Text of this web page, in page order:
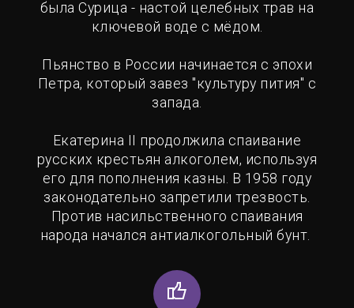
была Сурица - настой целебных трав на
ключевой воде с мёдом.
Пьянство в России начинается с эпохи
Петра, который завез "культуру пития" с
запада.
Екатерина II продолжила спаивание
русских крестьян алкоголем, используя
его для пополнения казны. В 1958 году
законодательно запретили трезвость.
Против насильственного спаивания
народа начался антиалкогольный бунт.